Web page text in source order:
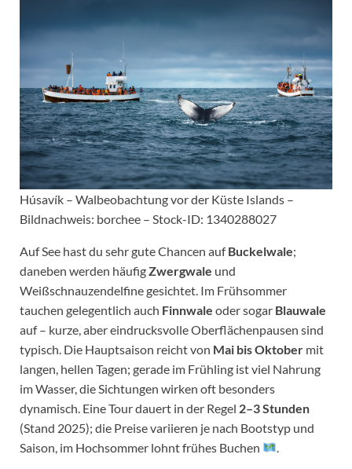
Húsavík – Walbeobachtung vor der Küste Islands –
Bildnachweis: borchee – Stock-ID: 1340288027
Auf See hast du sehr gute Chancen aufBuckelwale;
daneben werden häufigZwergwale und
Weißschnauzendelfine gesichtet. Im Frühsommer
tauchen gelegentlich auch Finnwale oder sogar Blauwale
auf – kurze, aber eindrucksvolle Oberflächenpausen sind
typisch. Die Hauptsaison reicht von Mai bis Oktober mit
langen, hellen Tagen; gerade im Frühling ist viel Nahrung
im Wasser, die Sichtungen wirken oft besonders
dynamisch. Eine Tour dauert in der Regel 2–3 Stunden
(Stand 2025); die Preise variieren je nach Bootstyp und
Saison, im Hochsommer lohnt frühes Buchen